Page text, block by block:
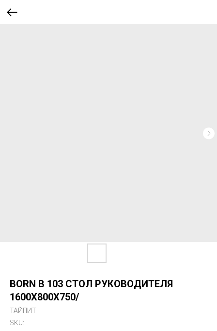
BORN B 103 СТОЛ РУКОВОДИТЕЛЯ
1600Х800Х750/
ТАЙПИТ
SKU: